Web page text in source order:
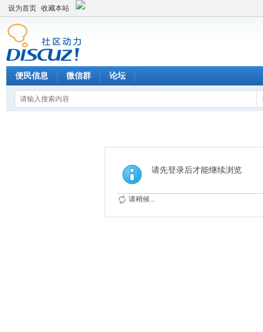
设为首页 收藏本站
便民信息 微信群 论坛
请先登录后才能继续浏览
请稍候...